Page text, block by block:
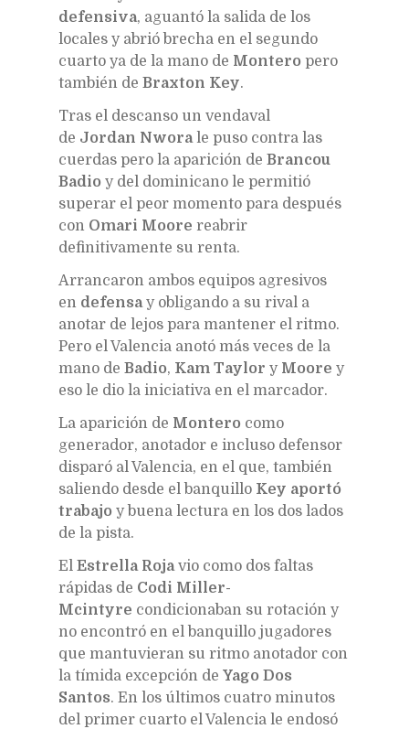
defensiva, aguantó la salida de los
locales y abrió brecha en el segundo
cuarto ya de la mano de Montero pero
también de Braxton Key.
Tras el descanso un vendaval
de Jordan Nwora le puso contra las
cuerdas pero la aparición de Brancou
Badio y del dominicano le permitió
superar el peor momento para después
con Omari Moore reabrir
definitivamente su renta.
Arrancaron ambos equipos agresivos
en defensa y obligando a su rival a
anotar de lejos para mantener el ritmo.
Pero el Valencia anotó más veces de la
mano de Badio, Kam Taylor y Moore y
eso le dio la iniciativa en el marcador.
La aparición de Montero como
generador, anotador e incluso defensor
disparó al Valencia, en el que, también
saliendo desde el banquillo Key aportó
trabajo y buena lectura en los dos lados
de la pista.
El Estrella Roja vio como dos faltas
rápidas de Codi Miller-
Mcintyre condicionaban su rotación y
no encontró en el banquillo jugadores
que mantuvieran su ritmo anotador con
la tímida excepción de Yago Dos
Santos. En los últimos cuatro minutos
del primer cuarto el Valencia le endosó